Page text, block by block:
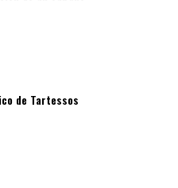
de Tartessos